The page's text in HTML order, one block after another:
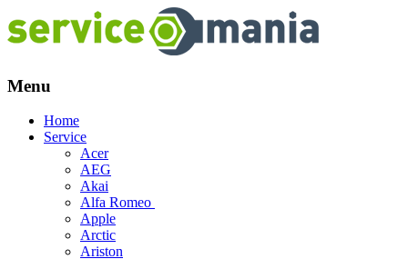
Menu
Skip
Home
Service
Acer
AEG
Akai
Alfa Romeo
Apple
Arctic
Ariston